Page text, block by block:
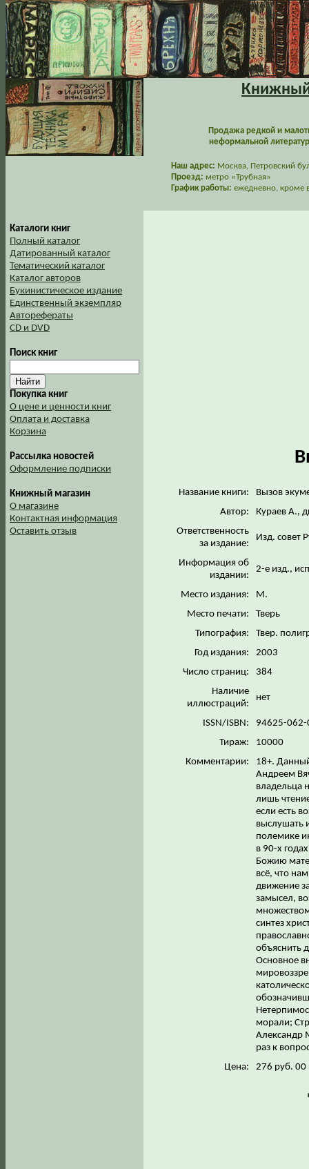
Книжный
Продажа редкой и
неформальной
Наш адрес: Москва, Петровский
Проезд: метро «Трубная»
График работы: ежедневно, кроме
Каталоги книг
Полный каталог
Датированный каталог
Тематический каталог
Каталог авторов
Букинистическое издание
Единственный экземпляр
Авторефераты
CD и DVD
Поиск книг
Покупка книг
О цене и ценности книг
Оплата и доставка
Корзина
Рассылка новостей
Оформление подписки
Книжный магазин
О магазине
Контактная информация
Оставить отзыв
Название книги:
Вызов
Автор:
Кураев А.,
Ответственность
за издание:
Изд. совет
Информация об
издании:
2-е изд.,
Место издания:
М.
Место печати:
Тверь
Типография:
Твер.
Год издания:
2003
Число страниц:
384
Наличие
иллюстраций:
нет
ISSN/ISBN:
94625-
Тираж:
10000
Комментарии:
18+.
Андреем
владельца
лишь
если есть
выслушать
полемике
в 90-х
Божию
всё, что
движение
замысел,
синтез
объяснить
Основное
морали;
Александр
раз к
Цена:
276 руб. 00